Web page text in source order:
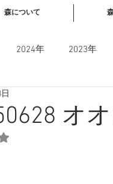
森について
2024年 2023年
オ
のうちNaNと評価されていま